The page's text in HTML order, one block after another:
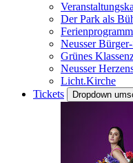
Der Park als
Ferienprogramm
Neusser
Grünes
Neusser
Licht.Kirche
Tickets
Dropdown